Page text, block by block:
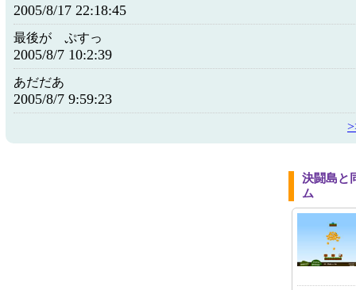
2005/8/17 22:18:45
最後が ぷすっ
2005/8/7 10:2:39
あだだあ
2005/8/7 9:59:23
決闘島と
ム